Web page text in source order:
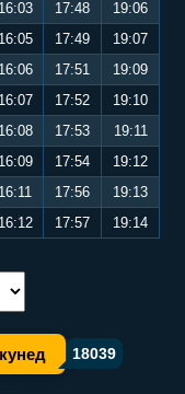
16:03 17:48
19:06
16:05 17:49
19:07
16:06 17:51
19:09
16:07 17:52
19:10
16:08 17:53
19:11
16:09 17:54
19:12
16:11 17:56
19:13
16:12 17:57 19:14
18039